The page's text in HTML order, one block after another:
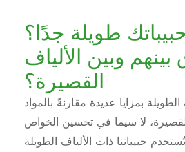
طويلة جدًا؟
بينهم وبين الألياف
القصيرة؟
بمزايا عديدة مقارنةً بالمواد
لا سيما في تحسين الخواص
حبيباتنا ذات الألياف الطويلة